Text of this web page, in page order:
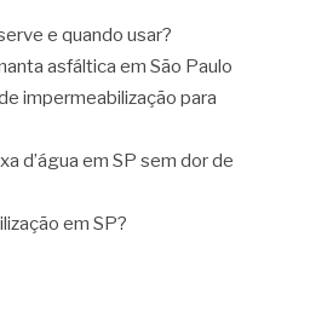
e quando usar?
asfáltica em São Paulo
impermeabilização para
d’água em SP sem dor de
em SP?